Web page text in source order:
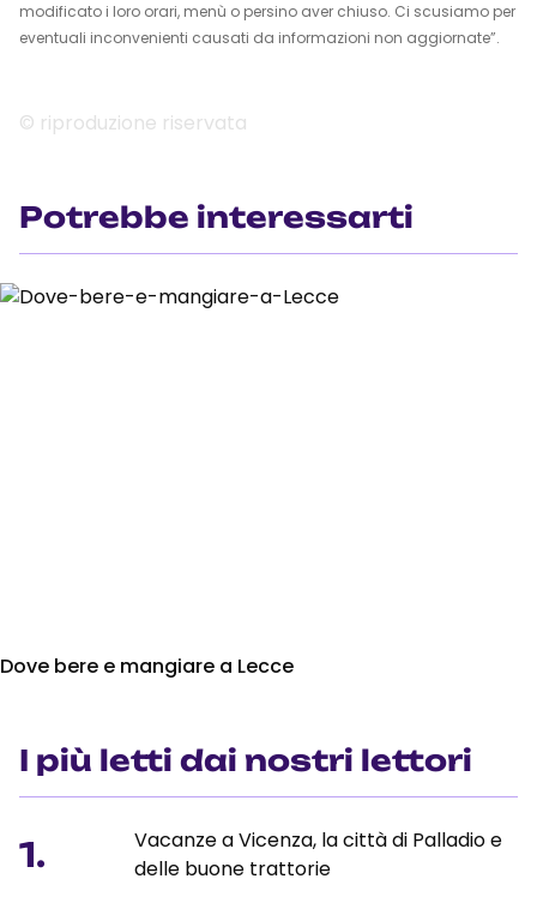
modificato i loro orari, menù o persino aver chiuso. Ci scusiamo per
eventuali inconvenienti causati da informazioni non aggiornate”.
© riproduzione riservata
Potrebbe interessarti
Dove bere e mangiare a Lecce
I più letti dai nostri lettori
1.
Vacanze a Vicenza, la città di Palladio e
delle buone trattorie